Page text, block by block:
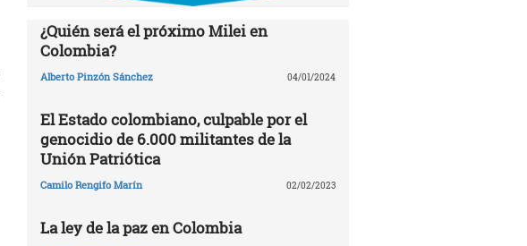
¿Quién será el próximo Milei en
Colombia?
Alberto Pinzón Sánchez 04/01/2024
El Estado colombiano, culpable por el
genocidio de 6.000 militantes de la
Unión Patriótica
Camilo Rengifo Marín 02/02/2023
La ley de la paz en Colombia